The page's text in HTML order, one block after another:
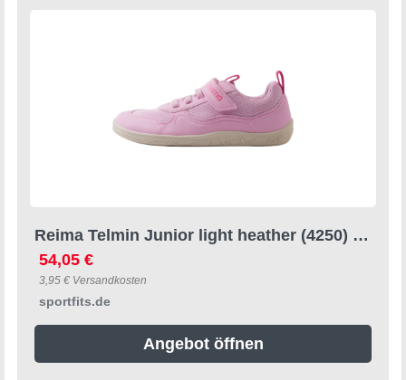
Reima Telmin Junior light heather (4250) 31 5400176A4250031
54,05 €
3,95 € Versandkosten
sportfits.de
Angebot öffnen